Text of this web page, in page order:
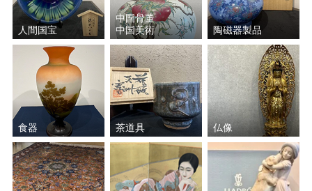
人間国宝
中国骨董
中国美術
陶磁器製品
食器 茶道具 仏像